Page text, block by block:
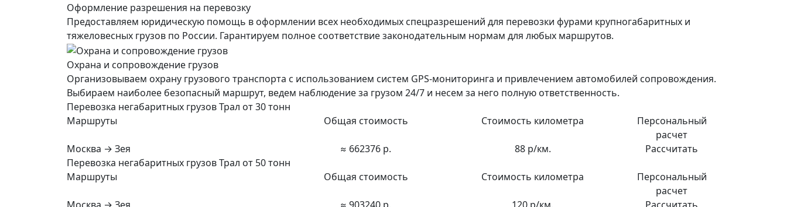
Оформление разрешения на перевозку
Предоставляем юридическую помощь в оформлении всех необходимых спецразрешений для перевозки фурами крупногабаритных и
тяжеловесных грузов по России. Гарантируем полное соответствие законодательным нормам для любых маршрутов.
Охрана и сопровождение грузов
Организовываем охрану грузового транспорта с использованием систем GPS-мониторинга и привлечением автомобилей сопровождения.
Выбираем наиболее безопасный маршрут, ведем наблюдение за грузом 24/7 и несем за него полную ответственность.
Перевозка негабаритных грузов Трал от 30 тонн
Маршруты
Общая стоимость Стоимость километра
Персональный
расчет
Москва → Зея
≈ 662376 р. 88 р/км.
Рассчитать
Перевозка негабаритных грузов Трал от 50 тонн
Маршруты
Общая стоимость Стоимость километра
Персональный
расчет
Москва → Зея
≈ 903240 р. 120 р/км. Рассчитать